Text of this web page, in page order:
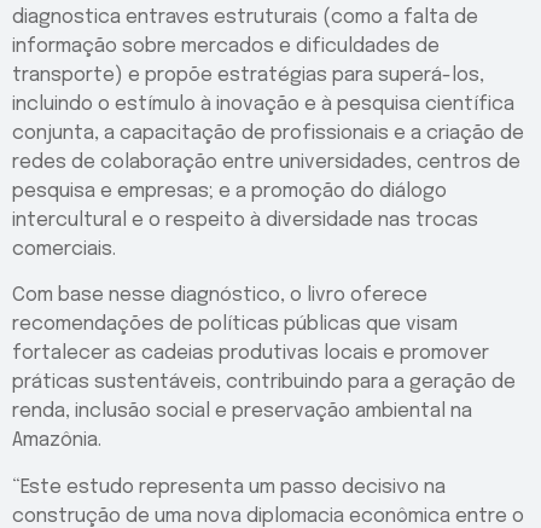
diagnostica entraves estruturais (como a falta de
informação sobre mercados e dificuldades de
transporte) e propõe estratégias para superá-los,
incluindo o estímulo à inovação e à pesquisa científica
conjunta, a capacitação de profissionais e a criação de
redes de colaboração entre universidades, centros de
pesquisa e empresas; e a promoção do diálogo
intercultural e o respeito à diversidade nas trocas
comerciais.
Com base nesse diagnóstico, o livro oferece
recomendações de políticas públicas que visam
fortalecer as cadeias produtivas locais e promover
práticas sustentáveis, contribuindo para a geração de
renda, inclusão social e preservação ambiental na
Amazônia.
“Este estudo representa um passo decisivo na
construção de uma nova diplomacia econômica entre o